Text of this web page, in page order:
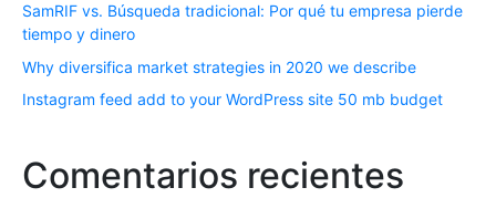
SamRIF vs. Búsqueda tradicional: Por qué tu empresa pierde
tiempo y dinero
Why diversifica market strategies in 2020 we describe
Instagram feed add to your WordPress site 50 mb budget
Comentarios recientes